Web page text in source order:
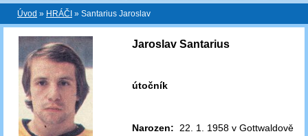
Úvod » HRÁČI » Santarius Jaroslav
Jaroslav Santarius
útočník
Narozen: 22. 1. 1958 v Gottwaldově